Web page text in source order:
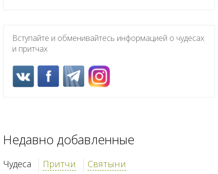
Вступайте и обменивайтесь информацией о чудесах
и притчах
Недавно добавленные
Чудеса Притчи Святыни